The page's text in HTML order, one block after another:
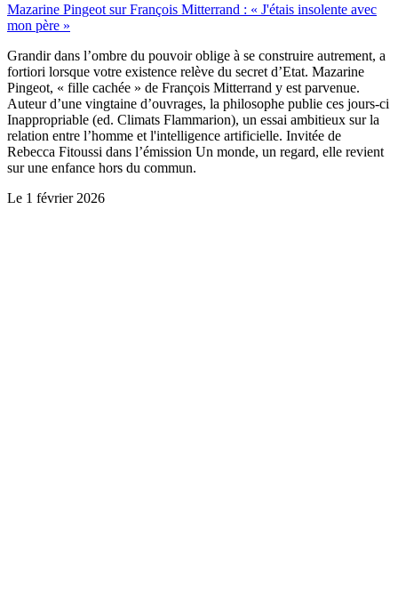
Mazarine Pingeot sur François Mitterrand : « J'étais insolente avec
mon père »
Grandir dans l’ombre du pouvoir oblige à se construire autrement, a
fortiori lorsque votre existence relève du secret d’Etat. Mazarine
Pingeot, « fille cachée » de François Mitterrand y est parvenue.
Auteur d’une vingtaine d’ouvrages, la philosophe publie ces jours-ci
Inappropriable (ed. Climats Flammarion), un essai ambitieux sur la
relation entre l’homme et l'intelligence artificielle. Invitée de
Rebecca Fitoussi dans l’émission Un monde, un regard, elle revient
sur une enfance hors du commun.
Le 1 février 2026